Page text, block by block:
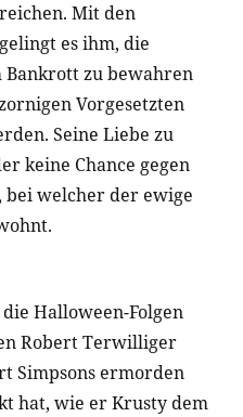
Mit den
es ihm, die
zu bewahren
Vorgesetzten
Seine Liebe zu
keine Chance gegen
welcher der ewige
Halloween-Folgen
Robert Terwilliger
Simpsons ermorden
hat, wie er Krusty dem